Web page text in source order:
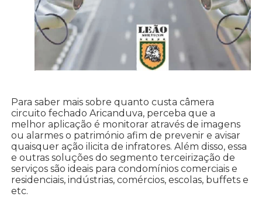
Para saber mais sobre quanto custa câmera
circuito fechado Aricanduva, perceba que a
melhor aplicação é monitorar através de imagens
ou alarmes o património afim de prevenir e avisar
quaisquer ação ilicita de infratores. Além disso, essa
e outras soluções do segmento terceirização de
serviços são ideais para condomínios comerciais e
residenciais, indústrias, comércios, escolas, buffets e
etc.